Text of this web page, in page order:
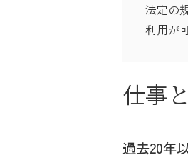
法定の
利用が
仕事と
過去20年